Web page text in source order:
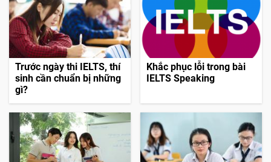
Trước ngày thi IELTS, thí
sinh cần chuẩn bị những
gì?
Khắc phục lỗi trong bài
IELTS Speaking